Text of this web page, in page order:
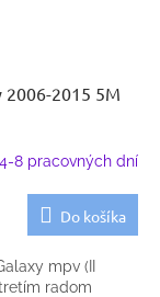
2006-2015 5M
8 pracovných dní
Do košíka
mpv (II
radom